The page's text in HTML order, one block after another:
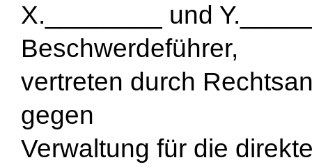
X.________ und
Beschwerdeführer,
vertreten durch
gegen
Verwaltung für die